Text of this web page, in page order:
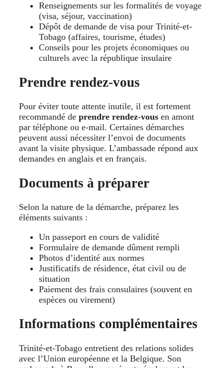
Renseignements sur les formalités de voyage
(visa, séjour, vaccination)
Dépôt de demande de visa pour Trinité-et-
Tobago (affaires, tourisme, études)
Conseils pour les projets économiques ou
culturels avec la république insulaire
Prendre rendez-vous
Pour éviter toute attente inutile, il est fortement
recommandé de prendre rendez-vous en amont
par téléphone ou e-mail. Certaines démarches
peuvent aussi nécessiter l’envoi de documents
avant la visite physique. L’ambassade répond aux
demandes en anglais et en français.
Documents à préparer
Selon la nature de la démarche, préparez les
éléments suivants :
Un passeport en cours de validité
Formulaire de demande dûment rempli
Photos d’identité aux normes
Justificatifs de résidence, état civil ou de
situation
Paiement des frais consulaires (souvent en
espèces ou virement)
Informations complémentaires
Trinité-et-Tobago entretient des relations solides
avec l’Union européenne et la Belgique. Son